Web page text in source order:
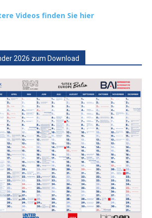
Videos finden Sie hier
2026 zum Download